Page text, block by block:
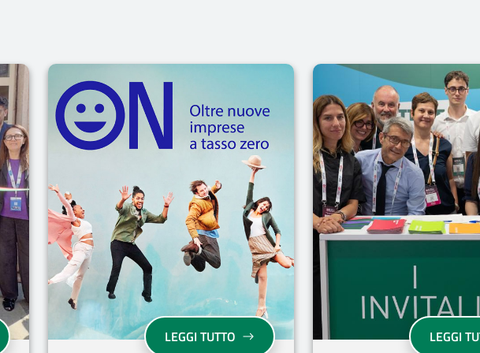
ROMAGNA: AL VIA “RETE”, IL PROGETTO PER I GIOVANI CHE VOGLIONO
LEGGI TUTTO “ON - OLTRE NUOVE IMPRESE A TASSO
LEGGI